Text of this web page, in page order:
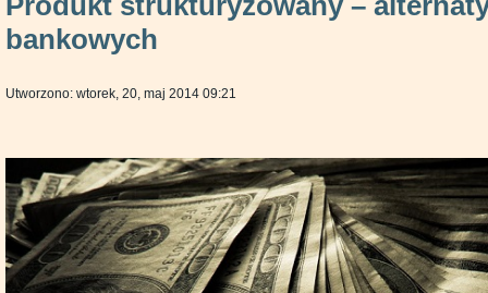
bankowych
Utworzono: wtorek, 20, maj 2014 09:21